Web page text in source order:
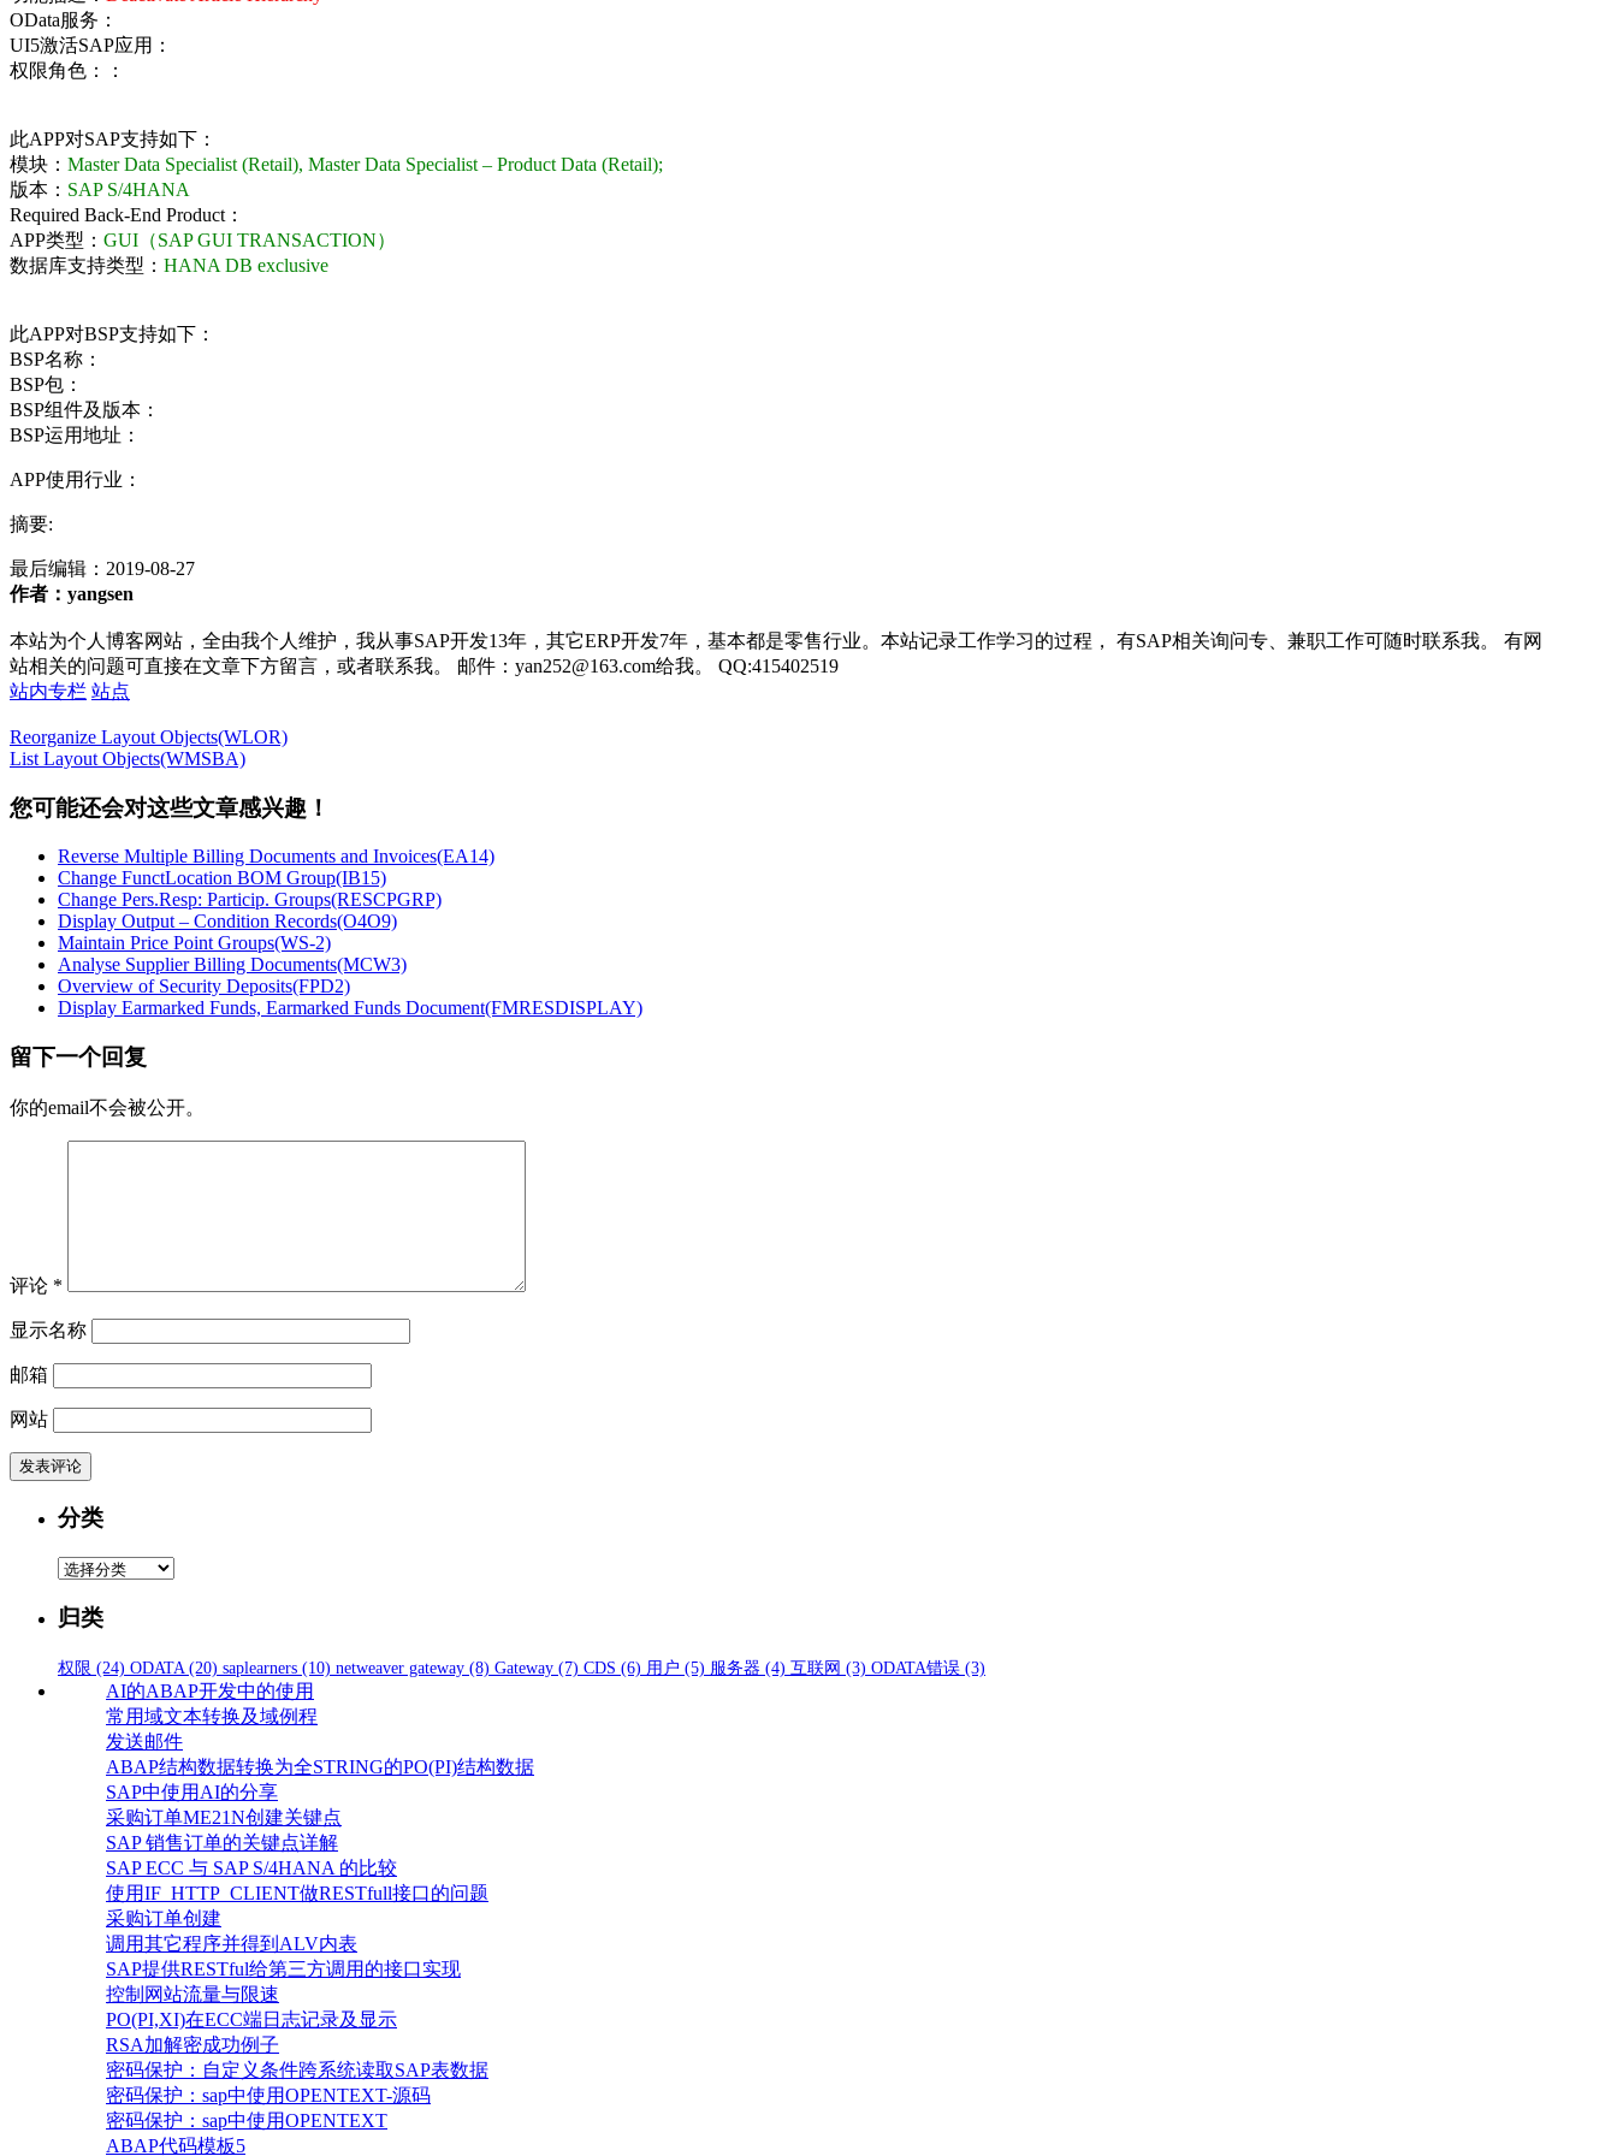
OData服务：
UI5激活SAP应用：
权限角色：：
此APP对SAP支持如下：
模块： Master Data Specialist (Retail), Master Data Specialist – Product Data (Retail);
版本： SAP S/4HANA
Required Back-End Product：
APP类型： GUI（SAP GUI TRANSACTION）
数据库支持类型： HANA DB exclusive
此APP对BSP支持如下：
BSP名称：
BSP包：
BSP组件及版本：
BSP运用地址：
APP使用行业：
摘要:
最后编辑： 2019-08-27
作者：yangsen
本站为个人博客网站，全由我个人维护，我从事SAP开发13年，其它ERP开发7年，基本都是零售行业。本站记录工作学习的过程， 有SAP相关询问专、兼职工作可随时联系我。 有网
站相关的问题可直接在文章下方留言，或者联系我。 邮件：yan252@163.com给我。 QQ:415402519
站内专栏 站点
Reorganize Layout Objects(WLOR)
List Layout Objects(WMSBA)
您可能还会对这些文章感兴趣！
Reverse Multiple Billing Documents and Invoices(EA14)
Change FunctLocation BOM Group(IB15)
Change Pers.Resp: Particip. Groups(RESCPGRP)
Display Output – Condition Records(O4O9)
Maintain Price Point Groups(WS-2)
Analyse Supplier Billing Documents(MCW3)
Overview of Security Deposits(FPD2)
Display Earmarked Funds, Earmarked Funds Document(FMRESDISPLAY)
留下一个回复
你的email不会被公开。
评论 *
显示名称
邮箱
网站
分类
分
归类
权限 (24) ODATA (20) saplearners (10) netweaver gateway (8) Gateway (7) CDS (6) 用户 (5) 服务器 (4) 互联网 (3) ODATA错误 (3)
AI的ABAP开发中的使用
常用域文本转换及域例程
发送邮件
ABAP结构数据转换为全STRING的PO(PI)结构数据
SAP中使用AI的分享
采购订单ME21N创建关键点
SAP 销售订单的关键点详解
SAP ECC 与 SAP S/4HANA 的比较
使用IF_HTTP_CLIENT做RESTfull接口的问题
采购订单创建
调用其它程序并得到ALV内表
SAP提供RESTful给第三方调用的接口实现
控制网站流量与限速
PO(PI,XI)在ECC端日志记录及显示
RSA加解密成功例子
密码保护：自定义条件跨系统读取SAP表数据
密码保护：sap中使用OPENTEXT-源码
密码保护：sap中使用OPENTEXT
ABAP代码模板5